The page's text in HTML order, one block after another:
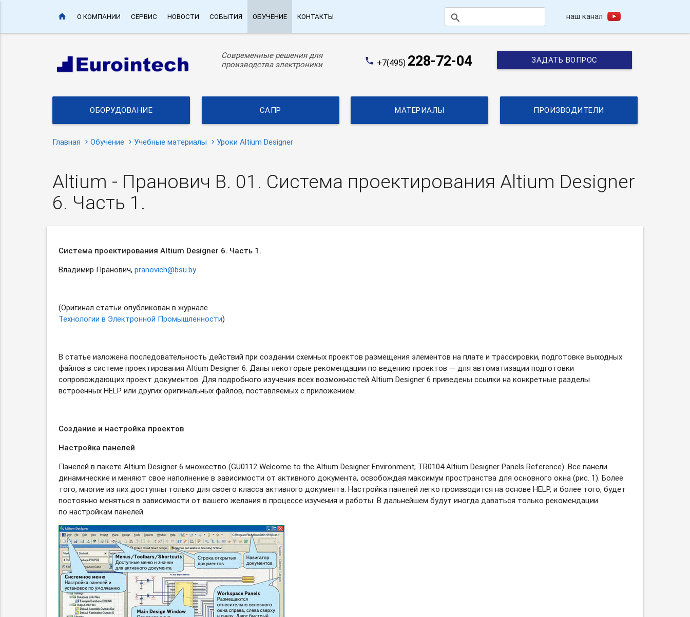
home О КОМПАНИИ СЕРВИС НОВОСТИ СОБЫТИЯ ОБУЧЕНИЕ КОНТАКТЫ search наш канал
Современные решения для
производства электроники
phone +7(495) 228-72-04 ЗАДАТЬ ВОПРОС
ОБОРУДОВАНИЕ САПР МАТЕРИАЛЫ ПРОИЗВОДИТЕЛИ
Главная Обучение Учебные материалы Уроки Altium Designer
Altium - Пранович В. 01. Cистема проектирования Altium Designer
6. Часть 1.
Cистема проектирования Altium Designer 6. Часть 1.
Владимир Пранович, pranovich@bsu.by
(Оригинал статьи опубликован в журнале
Технологии в Электронной Промышленности)
В статье изложена последовательность действий при создании схемных проектов размещения элементов на плате и трассировки, подготовке выходных
файлов в системе проектирования Altium Designer 6. Даны некоторые рекомендации по ведению проектов — для автоматизации подготовки
сопровождающих проект документов. Для подробного изучения всех возможностей Altium Designer 6 приведены ссылки на конкретные разделы
встроенных HELP или других оригинальных файлов, поставляемых с приложением.
Создание и настройка проектов
Настройка панелей
Панелей в пакете Altium Designer 6 множество (GU0112 Welcome to the Altium Designer Environment; TR0104 Altium Designer Panels Reference). Все панели
динамические и меняют свое наполнение в зависимости от активного документа, освобождая максимум пространства для основного окна (рис. 1). Более
того, многие из них доступны только для своего класса активного документа. Настройка панелей легко производится на основе HELP, и более того, будет
постоянно меняться в зависимости от вашего желания в процессе изучения и работы. В дальнейшем будут иногда даваться только рекомендации
по настройкам панелей.